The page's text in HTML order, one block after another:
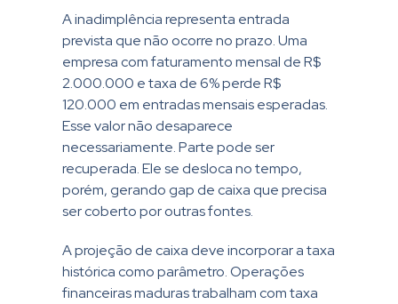
A inadimplência representa entrada
prevista que não ocorre no prazo. Uma
empresa com faturamento mensal de R$
2.000.000 e taxa de 6% perde R$
120.000 em entradas mensais esperadas.
Esse valor não desaparece
necessariamente. Parte pode ser
recuperada. Ele se desloca no tempo,
porém, gerando gap de caixa que precisa
ser coberto por outras fontes.
A projeção de caixa deve incorporar a taxa
histórica como parâmetro. Operações
financeiras maduras trabalham com taxa